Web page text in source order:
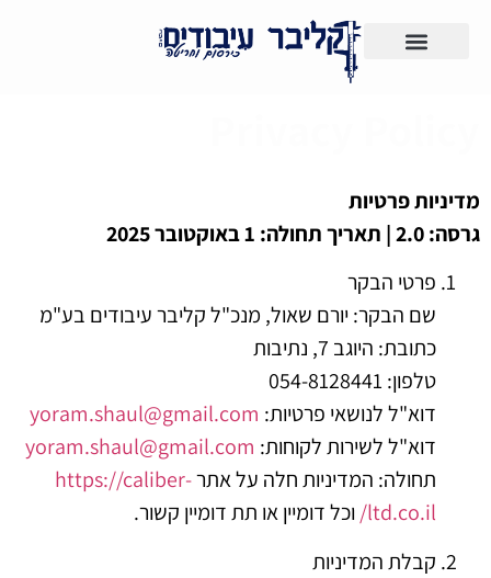
מדיניות פרטיות
גרסה: 2.0 | תאריך תחולה: 1 באוקטובר 2025
פרטי הבקר
שם הבקר: יורם שאול, מנכ"ל קליבר עיבודים בע"מ
כתובת: היוגב 7, נתיבות
טלפון: 054-8128441
דוא"ל לנושאי פרטיות: yoram.shaul@gmail.com
דוא"ל לשירות לקוחות: yoram.shaul@gmail.com
תחולה: המדיניות חלה על אתרhttps://caliber-
ltd.co.il/ וכל דומיין או תת דומיין קשור.
קבלת המדיניות